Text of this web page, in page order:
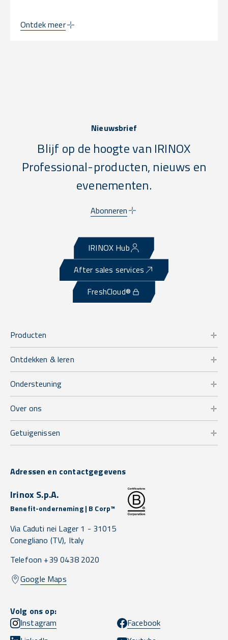
Ontdek meer
Nieuwsbrief
Blijf op de hoogte van IRINOX
Professional-producten, nieuws en
evenementen.
Abonneren
IRINOX Hub
After sales services
FreshCloud®
Producten
Ontdekken & leren
Ondersteuning
Over ons
Getuigenissen
Adressen en contactgegevens
Irinox S.p.A.
Benefit-onderneming | B Corp™
Via Caduti nei Lager 1 - 31015
Conegliano (TV), Italy
Telefoon +39 0438 2020
Google Maps
Volg ons op:
Instagram
Facebook